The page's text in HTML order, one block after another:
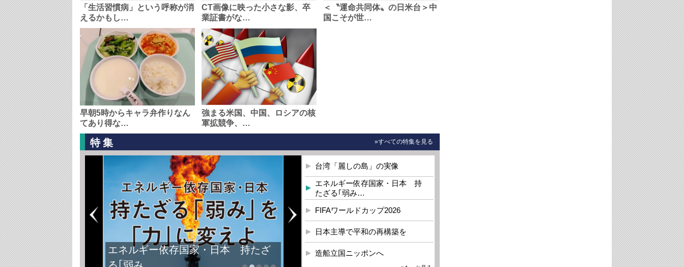
「生活習慣病」という呼称が消
えるかもし…
CT画像に映った小さな影、卒
業証書がな…
＜〝運命共同体〟の日米台＞中
国こそが世…
早朝5時からキャラ弁作りなん
てあり得な…
強まる米国、中国、ロシアの核
軍拡競争、…
特集 »すべての特集を見る
エネルギー依存国家・日本 持たざ
台湾「麗しの島」の実像
エネルギー依存国家・日本 持
たざる｢弱み…
FIFAワールドカップ2026
日本主導で平和の再構築を
造船立国ニッポンへ